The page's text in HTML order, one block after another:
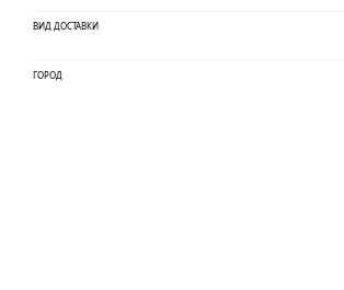
ВИД ДОСТАВКИ
ГОРОД